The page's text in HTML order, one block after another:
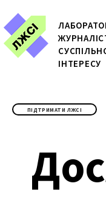
ЖУРН
ІНТЕРЕСУ
ПІДТРИМАТИ ЛЖСІ